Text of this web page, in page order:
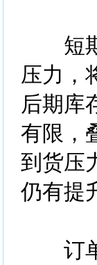
短期
压力，
后期库
有限，
到货压
仍有提
订单